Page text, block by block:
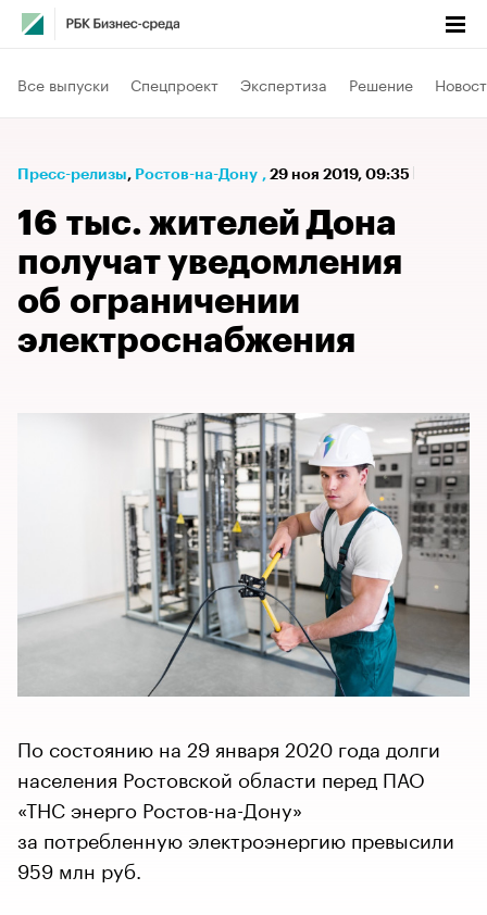
Все выпуски Спецпроект Экспертиза Решение
Пресс-релизы⁠, Ростов-на-Дону , 29 ноя 2019, 09:35
16 тыс. жителей Дона
получат уведомления
об ограничении
электроснабжения
По состоянию на 29 января 2020 года долги
населения Ростовской области перед ПАО
«ТНС энерго Ростов-на-Дону»
за потребленную электроэнергию превысили
959 млн руб.